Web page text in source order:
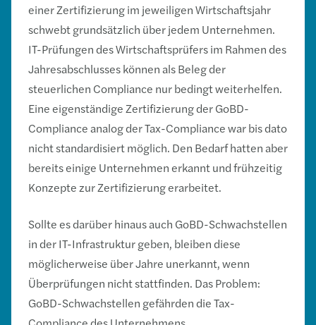
einer Zertifizierung im jeweiligen Wirtschaftsjahr
schwebt grundsätzlich über jedem Unternehmen.
IT-Prüfungen des Wirtschaftsprüfers im Rahmen des
Jahresabschlusses können als Beleg der
steuerlichen Compliance nur bedingt weiterhelfen.
Eine eigenständige Zertifizierung der GoBD-
Compliance analog der Tax-Compliance war bis dato
nicht standardisiert möglich. Den Bedarf hatten aber
bereits einige Unternehmen erkannt und frühzeitig
Konzepte zur Zertifizierung erarbeitet.
Sollte es darüber hinaus auch GoBD-Schwachstellen
in der IT-Infrastruktur geben, bleiben diese
möglicherweise über Jahre unerkannt, wenn
Überprüfungen nicht stattfinden. Das Problem:
GoBD-Schwachstellen gefährden die Tax-